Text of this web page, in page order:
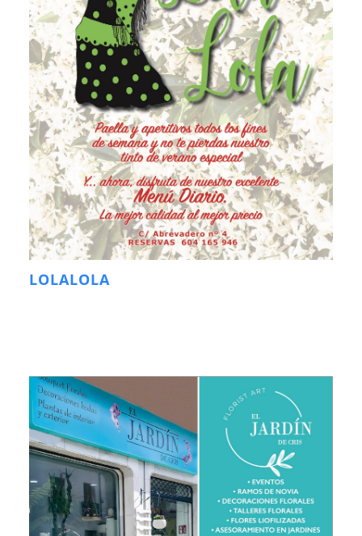
LOLALOLA